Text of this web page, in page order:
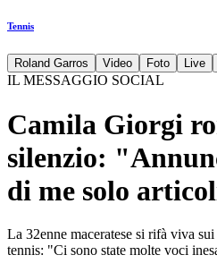
Tennis
Roland Garros Video Foto Live
IL MESSAGGIO SOCIAL
Camila Giorgi
silenzio:
di me solo
La 32enne maceratese si rifà viva
tennis: "Ci sono state molte voci